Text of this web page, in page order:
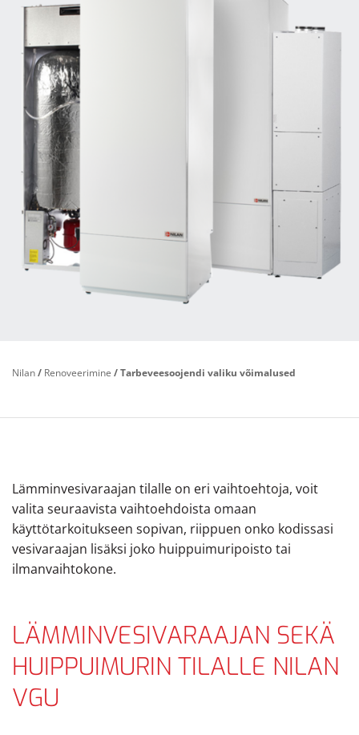
Nilan/ Renoveerimine /Tarbeveesoojendi valiku võimalused
Lämminvesivaraajan tilalle on eri vaihtoehtoja, voit
valita seuraavista vaihtoehdoista omaan
käyttötarkoitukseen sopivan, riippuen onko kodissasi
vesivaraajan lisäksi joko huippuimuripoisto tai
ilmanvaihtokone.
LÄMMINVESIVARAAJAN SEKÄ
HUIPPUIMURIN TILALLE NILAN
VGU